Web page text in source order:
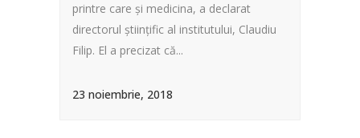
printre care şi medicina, a declarat
directorul ştiinţific al institutului, Claudiu
Filip. El a precizat că...
23 noiembrie, 2018